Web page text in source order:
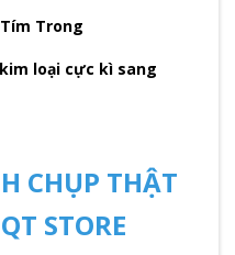
Trong
loại cực kì sang
CHỤP THẬT
STORE